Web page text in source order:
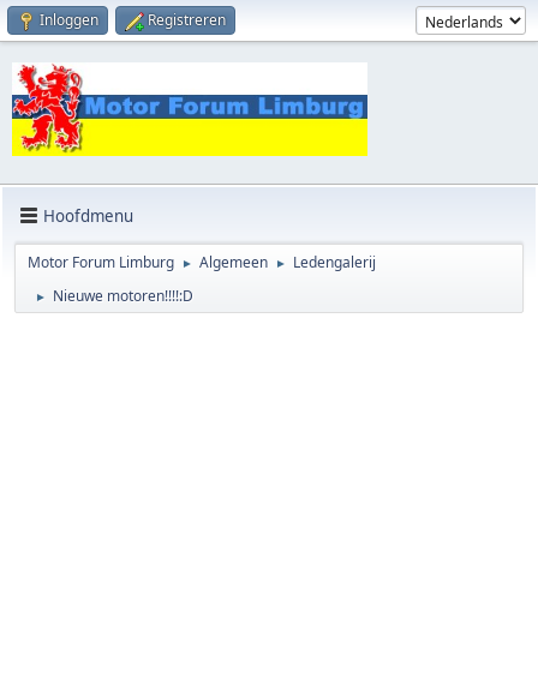
Inloggen Registreren
Hoofdmenu
Motor Forum Limburg ► Algemeen ► Ledengalerij
► Nieuwe motoren!!!!:D